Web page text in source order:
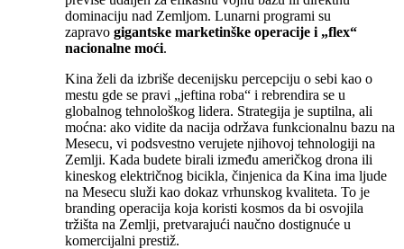
dominaciju nad Zemljom. Lunarni programi su
zapravo gigantske marketinške operacije i „flex“
nacionalne moći.
Kina želi da izbriše decenijsku percepciju o sebi kao o
mestu gde se pravi „jeftina roba“ i rebrendira se u
globalnog tehnološkog lidera. Strategija je suptilna, ali
moćna: ako vidite da nacija održava funkcionalnu bazu na
Mesecu, vi podsvestno verujete njihovoj tehnologiji na
Zemlji. Kada budete birali između američkog drona ili
kineskog električnog bicikla, činjenica da Kina ima ljude
na Mesecu služi kao dokaz vrhunskog kvaliteta. To je
branding operacija koja koristi kosmos da bi osvojila
tržišta na Zemlji, pretvarajući naučno dostignuće u
komercijalni prestiž.